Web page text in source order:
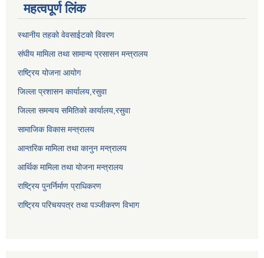
महत्वपूर्ण लिंक
स्थानीय तहको वेवसाईटको विवरण
संघीय मामिला तथा सामान्य प्रसासन मन्त्रालय
राष्ट्रिय योजना आयोग
जिल्ला प्रशासन कार्यालय, रसुवा
जिल्ला समन्वय समितिको कार्यालय, रसुवा
सामाजिक विकास मन्त्रालय
आन्तरिक मामिला तथा कानुन मन्त्रालय
आर्थिक मामिला तथा योजना मन्त्रालय
राष्ट्रिय पुनर्निर्माण प्राधिकरण
राष्ट्रिय परिचयपत्र तथा पञ्जीकरण विभाग